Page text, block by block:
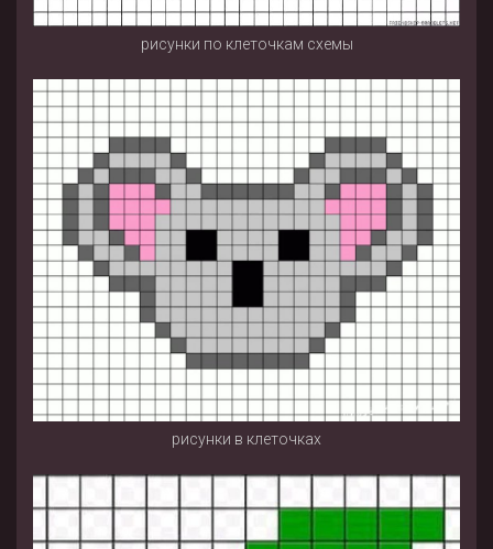
рисунки по клеточкам схемы
рисунки в клеточках